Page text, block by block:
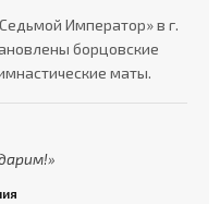
Император» в г.
борцовские
маты.